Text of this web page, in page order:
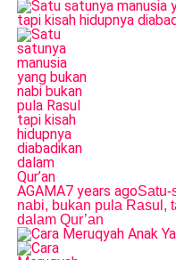
AGAMA7 years agoSatu-
nabi, bukan pula Rasul,
dalam Qur’an